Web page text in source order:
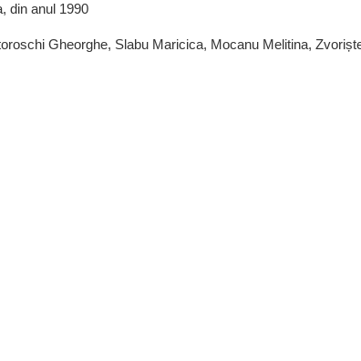
din anul 1990
Gheorghe, Slabu Maricica, Mocanu Melitina,